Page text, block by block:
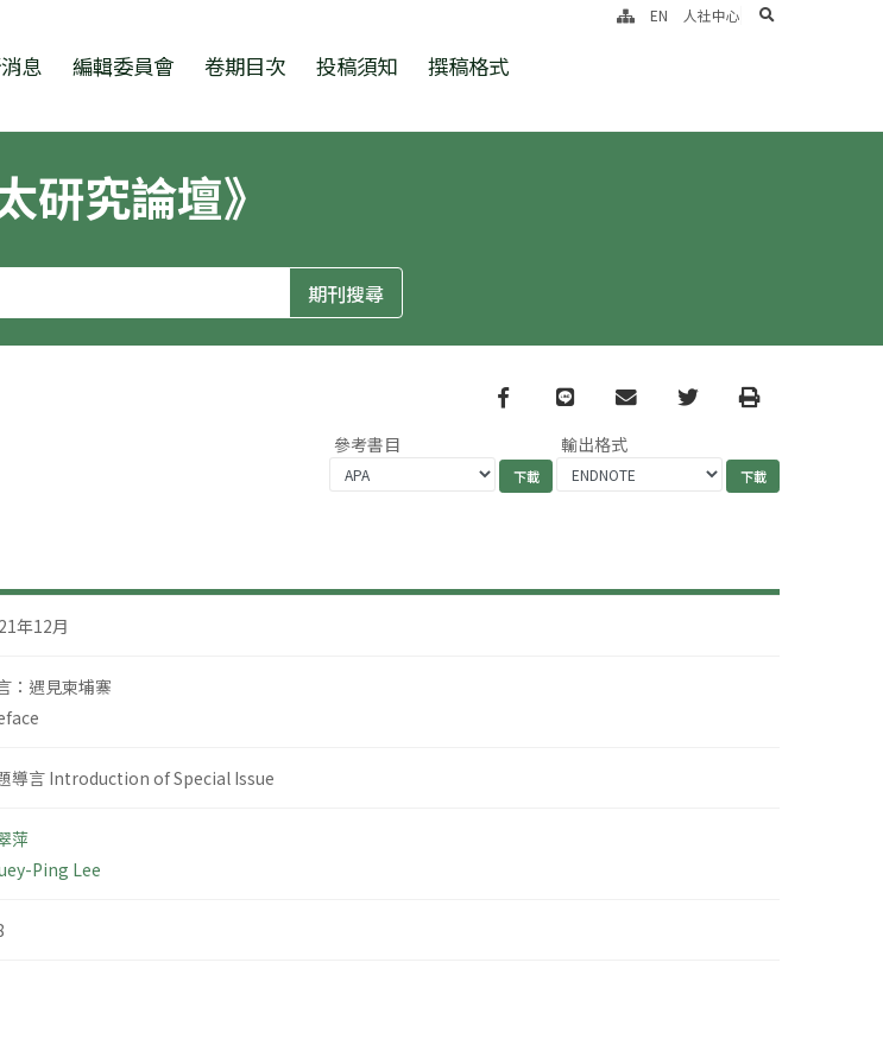
息 編輯委員會 卷期目次 投稿須知 撰稿格式
EN 人社中心 search
研究論壇》
Facebook
line email TwitterPrint
參考書目 輸出格式
年12月
：遇見柬埔寨
導言 Introduction of Special Issue
萍
Ping Lee